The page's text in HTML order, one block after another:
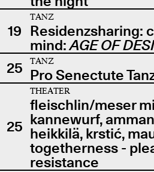
19
TANZ
Residenzsharing:
mind:AGE OF
25
TANZ
Pro Senectute
25
THEATER
fleischlin/meser
kannewurf,
heikkilä, krstić,
togetherness -
resistance